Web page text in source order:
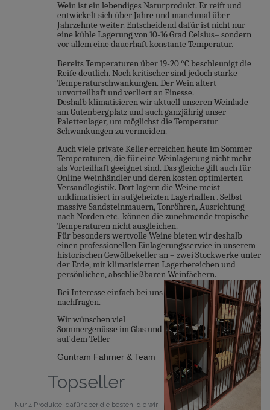
Wein ist ein lebendiges Naturprodukt. Er reift und
entwickelt sich über Jahre und manchmal über
Jahrzehnte weiter. Entscheidend dafür ist nicht nur
eine kühle Lagerung von 10-16 Grad Celsius– sondern
vor allem eine dauerhaft konstante Temperatur.
Bereits Temperaturen über 19-20 °C beschleunigt die
Reife deutlich. Noch kritischer sind jedoch starke
Temperaturschwankungen. Der Wein altert
unvorteilhaft und verliert an Finesse.
Deshalb klimatisieren wir aktuell unseren Weinlade
am Gutenbergplatz und auch ganzjährig unser
Palettenlager, um möglichst die Temperatur
Schwankungen zu vermeiden.
Auch viele private Keller erreichen heute im Sommer
Temperaturen, die für eine Weinlagerung nicht mehr
als Vorteilhaft geeignet sind. Das gleiche gilt auch für
Online Weinhändler und deren kosten optimierten
Versandlogistik. Dort lagern die Weine meist
unklimatisiert in aufgeheizten Lagerhallen . Selbst
massive Sandsteinmauern, Tonröhren, Ausrichtung
nach Norden etc. können die zunehmende tropische
Temperaturen nicht ausgleichen.
Für besonders wertvolle Weine bieten wir deshalb
einen professionellen Einlagerungsservice in unserem
historischen Gewölbekeller an – zwei Stockwerke unter
der Erde, mit klimatisierten Lagerbereichen und
persönlichen, abschließbaren Weinfächern.
Bei Interesse einfach bei uns
nachfragen.
Wir wünschen viel
Sommergenüsse im Glas und
auf dem Teller
Guntram Fahrner & Team
Topseller
Nur 4 Produkte, dafür aber die besten, die wir